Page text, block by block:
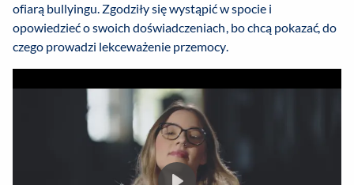
ofiarą bullyingu. Zgodziły się wystąpić w spocie i
opowiedzieć o swoich doświadczeniach, bo chcą pokazać, do
czego prowadzi lekceważenie przemocy.